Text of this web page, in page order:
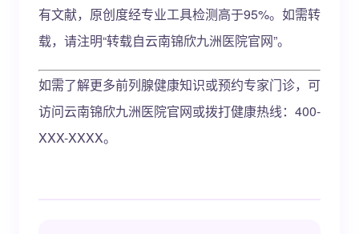
有文献，原创度经专业工具检测高于95%。如需转
载，请注明“转载自云南锦欣九洲医院官网”。
如需了解更多前列腺健康知识或预约专家门诊，可
访问云南锦欣九洲医院官网或拨打健康热线：400-
XXX-XXXX。